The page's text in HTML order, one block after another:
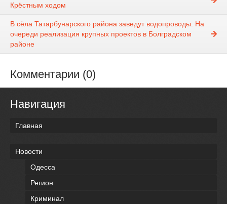
Крёстным ходом
В сёла Татарбунарского района заведут водопроводы. На
очереди реализация крупных проектов в Болградском
районе
Комментарии (0)
Навигация
Главная
Новости
Одесса
Регион
Криминал